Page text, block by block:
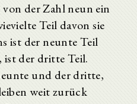
der Zahl neun ein
Teil davon sie
ist der neunte Teil
ist der dritte Teil.
und der dritte,
weit zurück